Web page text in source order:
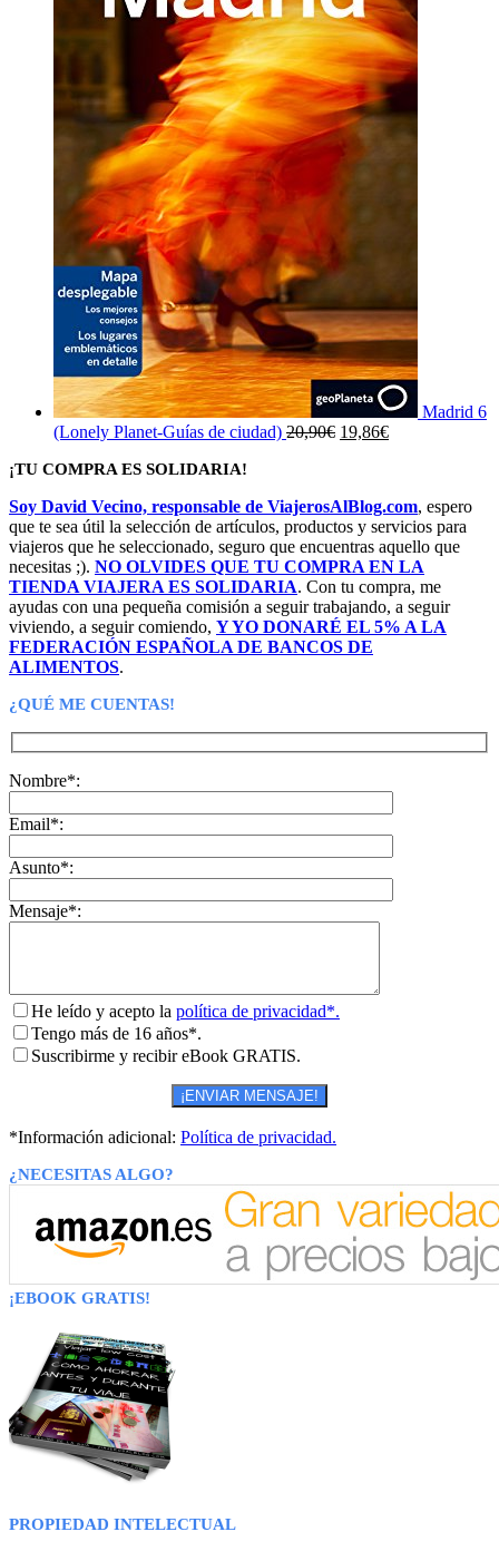
Madrid 6
(Lonely Planet-Guías de ciudad) 20,90€ El
20,90€.
19,86€El
19,86€.
¡TU COMPRA ES SOLIDARIA!
Soy David Vecino, responsable de ViajerosAlBlog.com, espero
que te sea útil la selección de artículos, productos y servicios para
viajeros que he seleccionado, seguro que encuentras aquello que
necesitas ;). NO OLVIDES QUE TU COMPRA EN LA
TIENDA VIAJERA ES SOLIDARIA. Con tu compra, me
ayudas con una pequeña comisión a seguir trabajando, a seguir
viviendo, a seguir comiendo, Y YO DONARÉ EL 5% A LA
FEDERACIÓN ESPAÑOLA DE BANCOS DE
ALIMENTOS.
¿QUÉ ME CUENTAS!
Nombre*:
Email*:
Asunto*:
Mensaje*:
He leído y acepto la política de privacidad*.
Tengo más de 16 años*.
Suscribirme y recibir eBook GRATIS.
*Información adicional: Política de privacidad.
¿NECESITAS ALGO?
¡EBOOK GRATIS!
PROPIEDAD INTELECTUAL